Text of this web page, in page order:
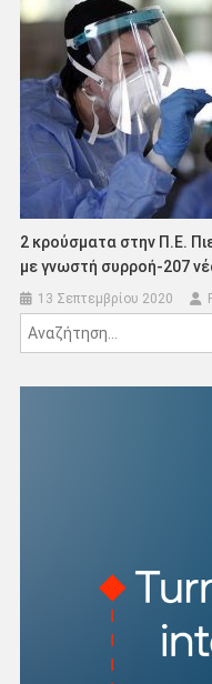
2 κρούσματα στην Π.Ε.
με γνωστή συρροή-207
13 Σεπτεμβρίου 2020